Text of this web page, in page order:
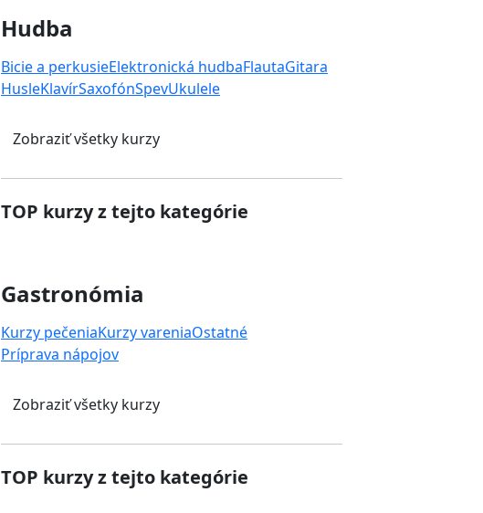
Hudba
Bicie a perkusieElektronická hudbaFlautaGitara
HusleKlavírSaxofónSpevUkulele
Zobraziť všetky kurzy
TOP kurzy z tejto kategórie
Gastronómia
Kurzy pečeniaKurzy vareniaOstatné
Príprava nápojov
Zobraziť všetky kurzy
TOP kurzy z tejto kategórie